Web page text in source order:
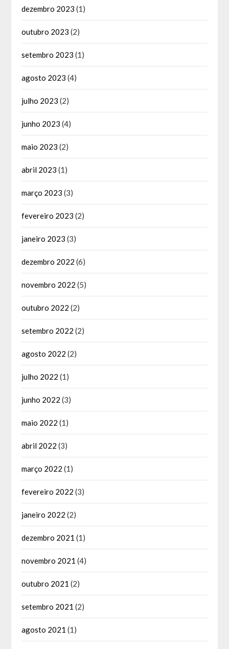
dezembro 2023 (1)
outubro 2023 (2)
setembro 2023 (1)
agosto 2023 (4)
julho 2023 (2)
junho 2023 (4)
maio 2023 (2)
abril 2023 (1)
março 2023 (3)
fevereiro 2023 (2)
janeiro 2023 (3)
dezembro 2022 (6)
novembro 2022 (5)
outubro 2022 (2)
setembro 2022 (2)
agosto 2022 (2)
julho 2022 (1)
junho 2022 (3)
maio 2022 (1)
abril 2022 (3)
março 2022 (1)
fevereiro 2022 (3)
janeiro 2022 (2)
dezembro 2021 (1)
novembro 2021 (4)
outubro 2021 (2)
setembro 2021 (2)
agosto 2021 (1)